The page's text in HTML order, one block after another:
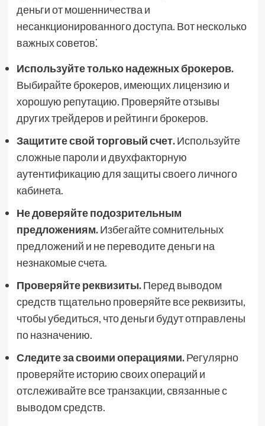
деньги от мошенничества и
несанкционированного доступа. Вот несколько
важных советов⁚
Используйте только надежных брокеров.
Выбирайте брокеров, имеющих лицензию и
хорошую репутацию. Проверяйте отзывы
других трейдеров и рейтинги брокеров.
Защитите свой торговый счет.Используйте
сложные пароли и двухфакторную
аутентификацию для защиты своего личного
кабинета.
Не доверяйте подозрительным
предложениям.Избегайте сомнительных
предложений и не переводите деньги на
незнакомые счета.
Проверяйте реквизиты.Перед выводом
средств тщательно проверяйте все реквизиты,
чтобы убедиться, что деньги будут отправлены
по назначению.
Следите за своими операциями.Регулярно
проверяйте историю своих операций и
отслеживайте все транзакции, связанные с
выводом средств.